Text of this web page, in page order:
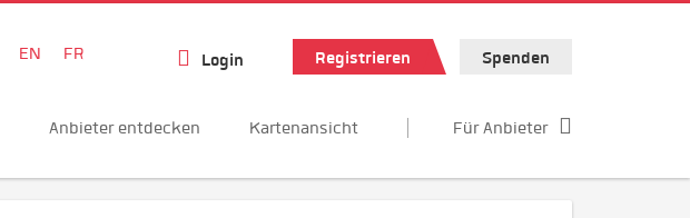
EN FR Login Registrieren Spenden
Anbieter entdecken Kartenansicht Für Anbieter